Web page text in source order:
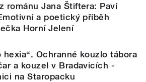
románu Jana Štiftera: Paví
a poetický příběh
Horní Jelení
hexia“. Ochranné kouzlo tábora
a kouzel v Bradavicích -
na Staropacku